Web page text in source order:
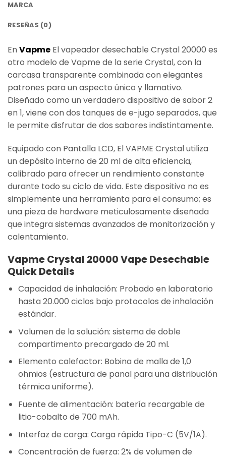
MARCA
RESEÑAS (0)
EnVapme El vapeador desechable Crystal 20000 es
otro modelo de Vapme de la serie Crystal, con la
carcasa transparente combinada con elegantes
patrones para un aspecto único y llamativo.
Diseñado como un verdadero dispositivo de sabor 2
en 1, viene condos tanques de e-jugo separados, que
le permite disfrutar de dos sabores indistintamente.
Equipado con Pantalla LCD, El VAPME Crystal utiliza
un depósito interno de 20 ml de alta eficiencia,
calibrado para ofrecer un rendimiento constante
durante todo su ciclo de vida. Este dispositivo no es
simplemente una herramienta para el consumo; es
una pieza de hardware meticulosamente diseñada
que integra sistemas avanzados de monitorización y
calentamiento.
Vapme Crystal 20000 Vape Desechable
Quick Details
Capacidad de inhalación: Probado en laboratorio
hasta 20.000 ciclos bajo protocolos de inhalación
estándar.
Volumen de la solución: sistema de doble
compartimento precargado de 20 ml.
Elemento calefactor: Bobina de malla de 1,0
ohmios (estructura de panal para una distribución
térmica uniforme).
Fuente de alimentación: batería recargable de
litio-cobalto de 700 mAh.
Interfaz de carga: Carga rápida Tipo-C (5V/1A).
Concentración de fuerza: 2% de volumen de